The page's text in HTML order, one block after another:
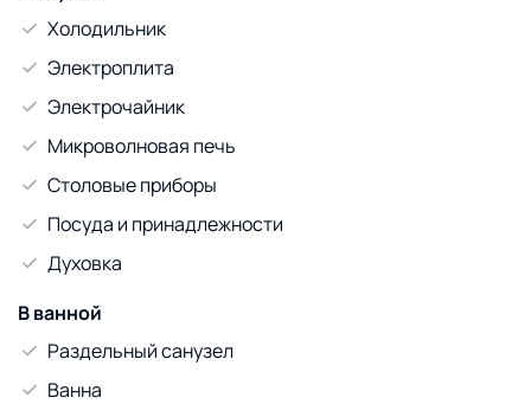
Холодильник
Электроплита
Электрочайник
Микроволновая печь
Столовые приборы
Посуда и принадлежности
Духовка
В ванной
Раздельный санузел
Ванна